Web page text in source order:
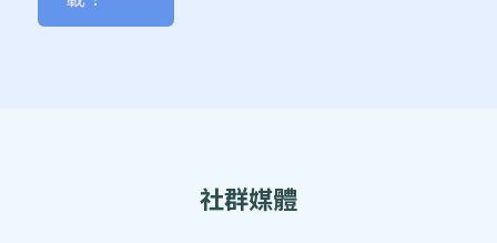
社群媒體